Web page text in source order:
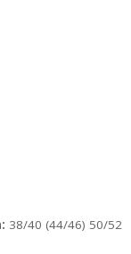
38/40 (44/46) 50/52